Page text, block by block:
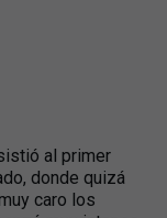
al primer
donde quizá
caro los